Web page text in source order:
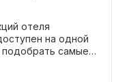
отеля
на одной
самые
для тех, кто